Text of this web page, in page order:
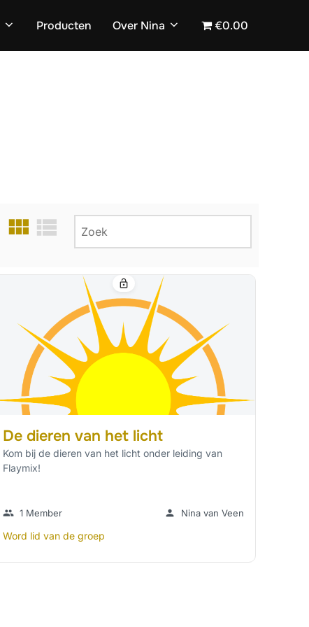
Producten Over Nina €0.00
lock_open
De dieren van het licht
Kom bij de dieren van het licht onder leiding van
Flaymix!
group 1 Member person Nina van Veen
Word lid van de groep